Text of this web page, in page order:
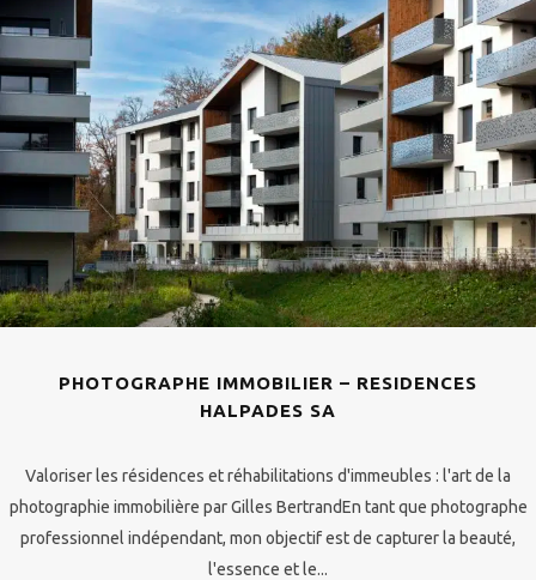
PHOTOGRAPHE IMMOBILIER – RESIDENCES
HALPADES SA
Valoriser les résidences et réhabilitations d'immeubles : l'art de la
photographie immobilière par Gilles BertrandEn tant que photographe
professionnel indépendant, mon objectif est de capturer la beauté,
l'essence et le...